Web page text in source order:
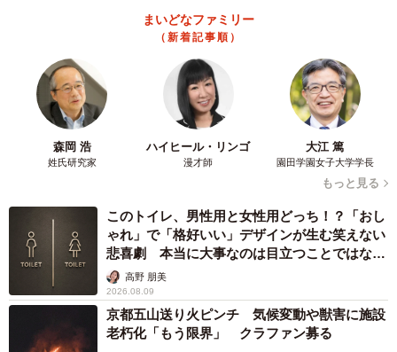
まいどなファミリー
（新着記事順）
森岡 浩
姓氏研究家
ハイヒール・リンゴ
漫才師
大江 篤
園田学園女子大学学長
もっと見る
このトイレ、男性用と女性用どっち！？「おし
ゃれ」で「格好いい」デザインが生む笑えない
悲喜劇 本当に大事なのは目立つことではな
く…高野 朋美
2026.08.09
京都五山送り火ピンチ 気候変動や獣害に施設
老朽化「もう限界」 クラファン募る